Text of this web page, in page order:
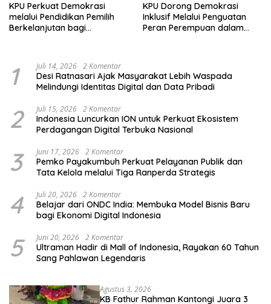
KPU Perkuat Demokrasi
melalui Pendidikan Pemilih
Berkelanjutan bagi
KPU Dorong Demokrasi
Inklusif Melalui Penguatan
Peran Perempuan dalam
1 Juli 14, 2026 2 Komentar
Desi Ratnasari Ajak Masyarakat Lebih Waspada
Melindungi Identitas Digital dan Data Pribadi
2 Juli 15, 2026 2 Komentar
Indonesia Luncurkan ION untuk Perkuat Ekosistem
Perdagangan Digital Terbuka Nasional
3 Juni 17, 2026 2 Komentar
Pemko Payakumbuh Perkuat Pelayanan Publik dan
Tata Kelola melalui Tiga Ranperda Strategis
4 Juli 20, 2026 2 Komentar
Belajar dari ONDC India: Membuka Model Bisnis Baru
bagi Ekonomi Digital Indonesia
5 Juni 20, 2026 2 Komentar
Ultraman Hadir di Mall of Indonesia, Rayakan 60 Tahun
Sang Pahlawan Legendaris
Agustus 3, 2026
KB Fathur Rahman Kantongi Juara 3